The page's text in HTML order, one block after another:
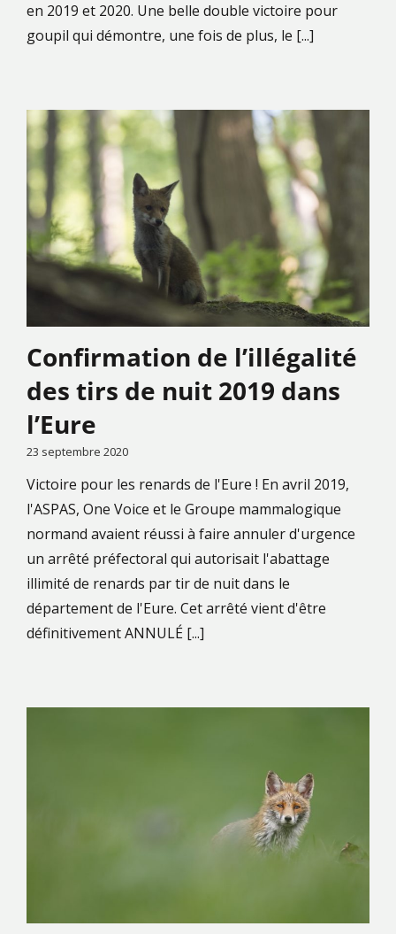
en 2019 et 2020. Une belle double victoire pour
goupil qui démontre, une fois de plus, le [...]
Confirmation de l’illégalité
des tirs de nuit 2019 dans
l’Eure
23 septembre 2020
Victoire pour les renards de l'Eure ! En avril 2019,
l'ASPAS, One Voice et le Groupe mammalogique
normand avaient réussi à faire annuler d'urgence
un arrêté préfectoral qui autorisait l'abattage
illimité de renards par tir de nuit dans le
département de l'Eure. Cet arrêté vient d'être
définitivement ANNULÉ [...]